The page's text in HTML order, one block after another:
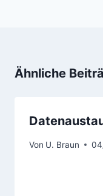
Ähnliche
Von U. Braun